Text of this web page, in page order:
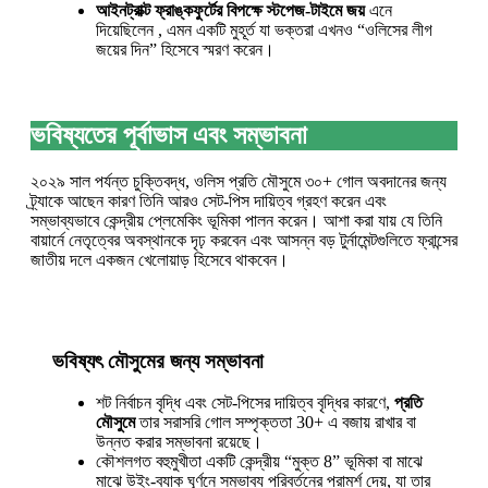
আইনট্রাক্ট ফ্রাঙ্কফুর্টের বিপক্ষে স্টপেজ-টাইমে জয়এনে
দিয়েছিলেন , এমন একটি মুহূর্ত যা ভক্তরা এখনও “ওলিসের লীগ
জয়ের দিন” হিসেবে স্মরণ করেন।
ভবিষ্যতের পূর্বাভাস এবং সম্ভাবনা
২০২৯ সাল পর্যন্ত চুক্তিবদ্ধ, ওলিস প্রতি মৌসুমে ৩০+ গোল অবদানের জন্য
ট্র্যাকে আছেন কারণ তিনি আরও সেট-পিস দায়িত্ব গ্রহণ করেন এবং
সম্ভাব্যভাবে কেন্দ্রীয় প্লেমেকিং ভূমিকা পালন করেন। আশা করা যায় যে তিনি
বায়ার্নে নেতৃত্বের অবস্থানকে দৃঢ় করবেন এবং আসন্ন বড় টুর্নামেন্টগুলিতে ফ্রান্সের
জাতীয় দলে একজন খেলোয়াড় হিসেবে থাকবেন।
ভবিষ্যৎ মৌসুমের জন্য সম্ভাবনা
শট নির্বাচন বৃদ্ধি এবং সেট-পিসের দায়িত্ব বৃদ্ধির কারণে, প্রতি
মৌসুমেতার সরাসরি গোল সম্পৃক্ততা 30+ এ বজায় রাখার বা
উন্নত করার সম্ভাবনা রয়েছে।
কৌশলগত বহুমুখীতা একটি কেন্দ্রীয় “মুক্ত 8” ভূমিকা বা মাঝে
মাঝে উইং-ব্যাক ঘূর্ণনে সম্ভাব্য পরিবর্তনের পরামর্শ দেয়, যা তার